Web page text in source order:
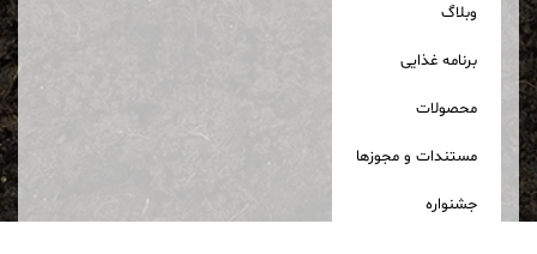
وبلاگ
برنامه غذایی
محصولات
مستندات و مجوزها
جشنواره